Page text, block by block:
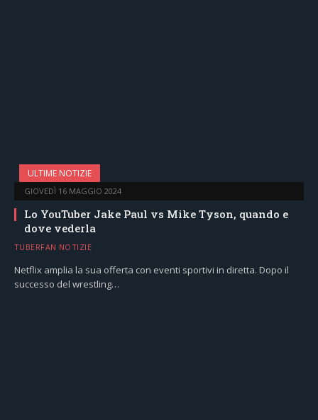
ULTIME NOTIZIE
GIOVEDÌ 16 MAGGIO 2024
Lo YouTuber Jake Paul vs Mike Tyson, quando e
dove vederla
TUBERFAN NOTIZIE
Netflix amplia la sua offerta con eventi sportivi in diretta. Dopo il
successo del wrestling…